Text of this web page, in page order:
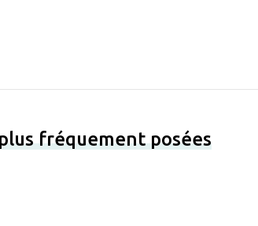
fréquement posées